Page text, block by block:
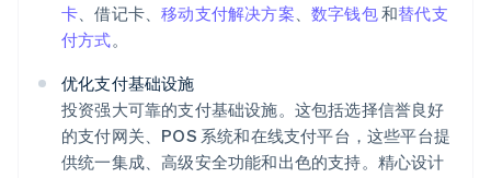
卡、借记卡、移动支付解决方案、数字钱包和替代支
付方式。
优化支付基础设施
投资强大可靠的支付基础设施。这包括选择信誉良好
的支付网关、POS 系统和在线支付平台，这些平台提
供统一集成、高级安全功能和出色的支持。精心设计